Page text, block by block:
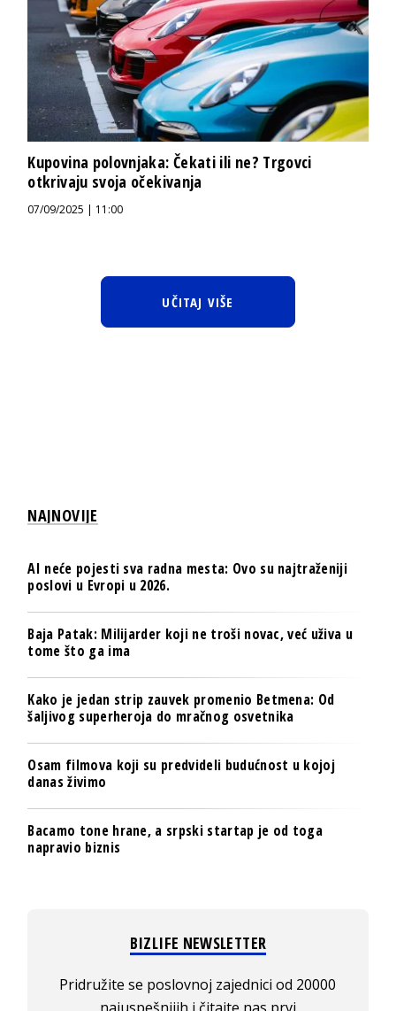
Kupovina polovnjaka: Čekati ili ne? Trgovci
otkrivaju svoja očekivanja
07/09/2025 | 11:00
UČITAJ VIŠE
NAJNOVIJE
AI neće pojesti sva radna mesta: Ovo su najtraženiji
poslovi u Evropi u 2026.
Baja Patak: Milijarder koji ne troši novac, već uživa u
tome što ga ima
Kako je jedan strip zauvek promenio Betmena: Od
šaljivog superheroja do mračnog osvetnika
Osam filmova koji su predvideli budućnost u kojoj
danas živimo
Bacamo tone hrane, a srpski startap je od toga
napravio biznis
BIZLIFE NEWSLETTER
Pridružite se poslovnoj zajednici od 20000